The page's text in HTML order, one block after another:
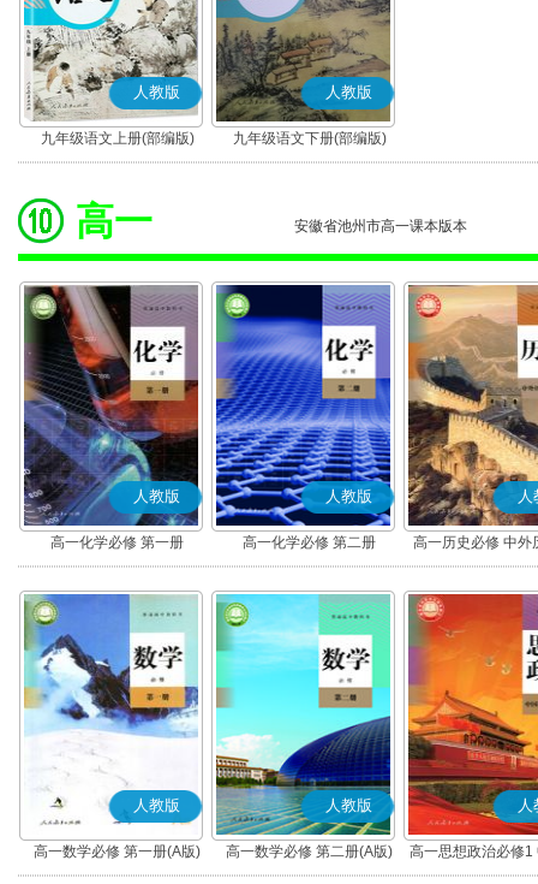
人教版
九年级语文上册(部编版)
人教版
九年级语文下册(部编版)
高一 安徽省池州市高一课本版本
人教版
高一化学必修 第一册
人教版
高一化学必修 第二册
人
高一历史必修 中外
(上)(部编版
人教版
高一数学必修 第一册(A版)
人教版
高一数学必修 第二册(A版)
人
高一思想政治必修1
社会主义(部